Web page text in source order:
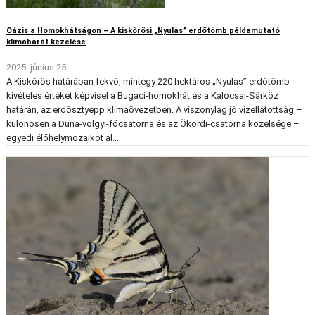
Oázis a Homokhátságon – A kiskőrösi „Nyulas” erdőtömb példamutató
klímabarát kezelése
2025. június 25
A Kiskőrös határában fekvő, mintegy 220 hektáros „Nyulas” erdőtömb
kivételes értéket képvisel a Bugaci-homokhát és a Kalocsai-Sárköz
határán, az erdősztyepp klímaövezetben. A viszonylag jó vízellátottság –
különösen a Duna-völgyi-főcsatorna és az Ökördi-csatorna közelsége –
egyedi élőhelymozaikot al...